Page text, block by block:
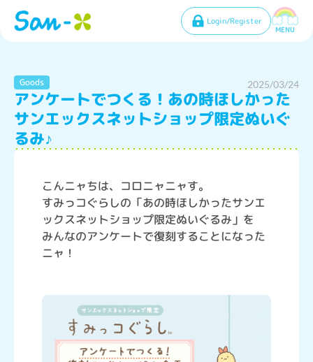
Login/Register
MENU
Goods 2025/03/24
アンケートでつくる！あの時ほしかった
サンエックスネットショップ限定ぬいぐ
るみ♪
こんニャちは、コロニャニャす。
すみっコぐらしの「あの時ほしかったサンエ
ックスネットショップ限定ぬいぐるみ」を
みんなのアンケートで復刻することになった
ニャ！